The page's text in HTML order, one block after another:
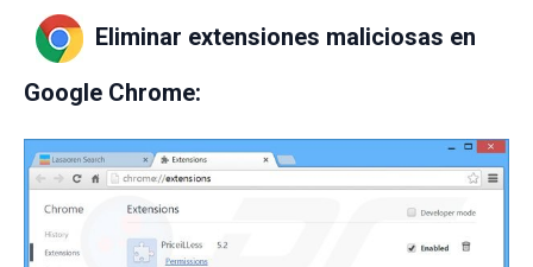
Eliminar extensiones maliciosas en
Google Chrome: